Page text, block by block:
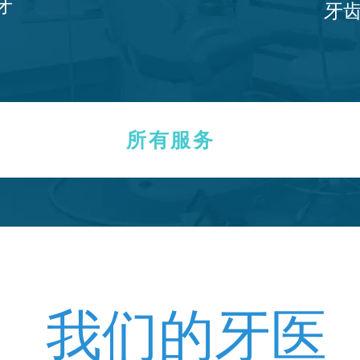
牙
所有服务
​我们的牙医